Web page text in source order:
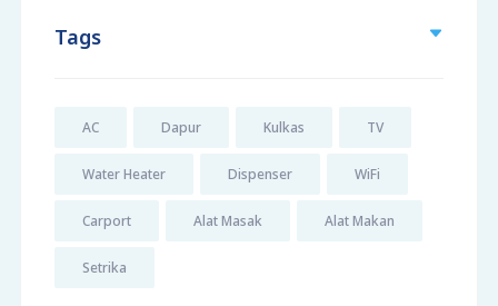
Tags
AC Dapur Kulkas TV
Water Heater Dispenser WiFi
Carport Alat Masak Alat Makan
Setrika